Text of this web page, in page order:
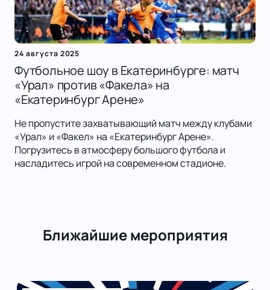
24 августа 2025
Футбольное шоу в Екатеринбурге: матч
«Урал» против «Факела» на
«Екатеринбург Арене»
Не пропустите захватывающий матч между клубами
«Урал» и «Факел» на «Екатеринбург Арене».
Погрузитесь в атмосферу большого футбола и
насладитесь игрой на современном стадионе.
Ближайшие мероприятия